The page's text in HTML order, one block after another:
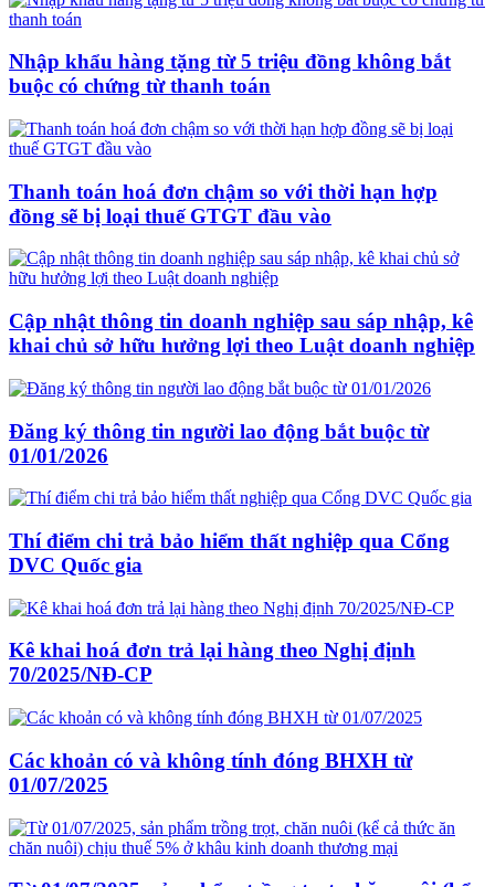
Nhập khẩu hàng tặng từ 5 triệu đồng không bắt
buộc có chứng từ thanh toán
Thanh toán hoá đơn chậm so với thời hạn hợp
đồng sẽ bị loại thuế GTGT đầu vào
Cập nhật thông tin doanh nghiệp sau sáp nhập, kê
khai chủ sở hữu hưởng lợi theo Luật doanh nghiệp
Đăng ký thông tin người lao động bắt buộc từ
01/01/2026
Thí điểm chi trả bảo hiểm thất nghiệp qua Cổng
DVC Quốc gia
Kê khai hoá đơn trả lại hàng theo Nghị định
70/2025/NĐ-CP
Các khoản có và không tính đóng BHXH từ
01/07/2025